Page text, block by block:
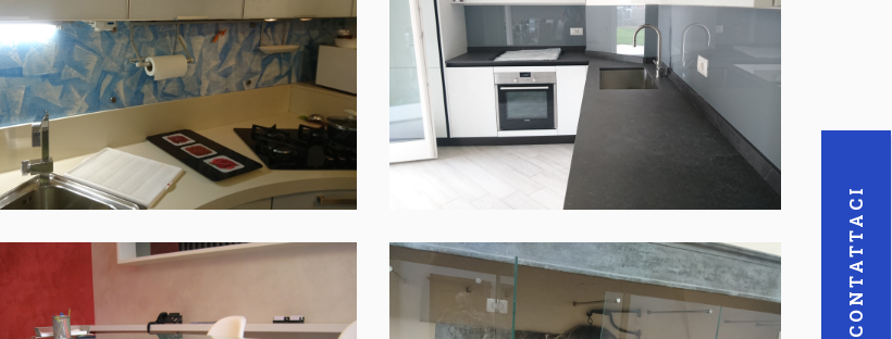
CONTATTACI